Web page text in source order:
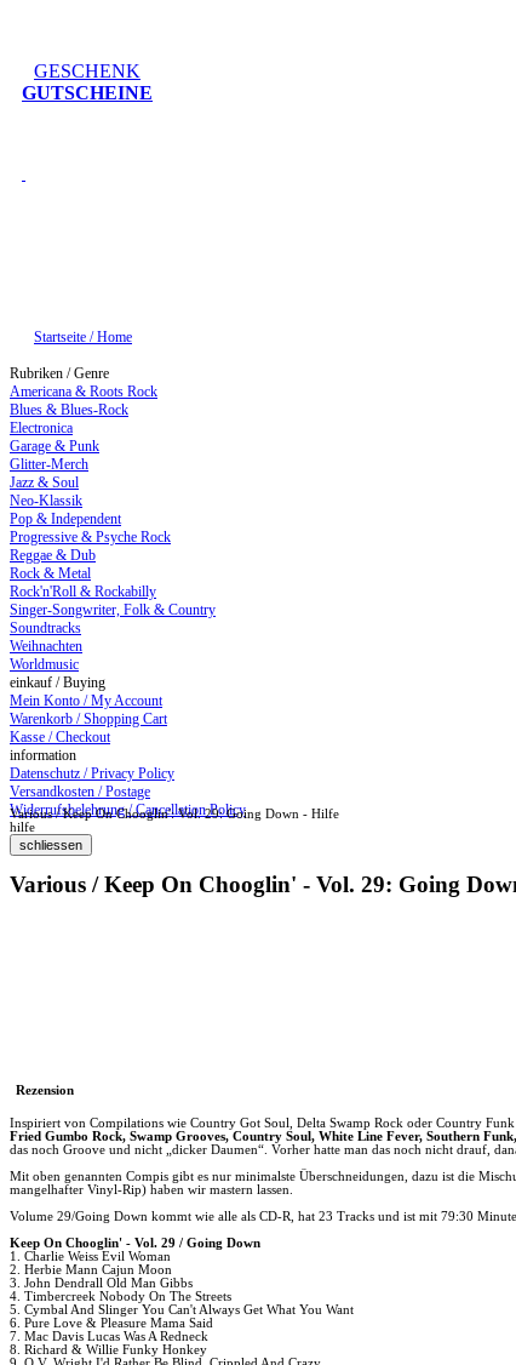
GESCHENK
GUTSCHEINE
Startseite / Home
Rubriken / Genre
Americana & Roots Rock
Blues & Blues-Rock
Electronica
Garage & Punk
Glitter-Merch
Jazz & Soul
Neo-Klassik
Pop & Independent
Progressive & Psyche Rock
Reggae & Dub
Rock & Metal
Rock'n'Roll & Rockabilly
Singer-Songwriter, Folk & Country
Soundtracks
Weihnachten
Worldmusic
einkauf / Buying
Mein Konto / My Account
Warenkorb / Shopping Cart
Kasse / Checkout
information
Datenschutz / Privacy Policy
Versandkosten / Postage
Widerrufsbelehrung / Cancellation Policy
Various / Keep On Chooglin': Vol. 29: Going Down - Hilfe
hilfe
Various / Keep On Chooglin' - Vol. 29: Going
Rezension
Inspiriert von Compilations wie Country Got Soul, Delta Swamp Rock oder Country
Fried Gumbo Rock, Swamp Grooves, Country Soul, White Line Fever, Southern
das noch Groove und nicht „dicker Daumen“. Vorher hatte man das noch nicht drauf,
Mit oben genannten Compis gibt es nur minimalste Überschneidungen, dazu ist die
mangelhafter Vinyl-Rip) haben wir mastern lassen.
Volume 29/Going Down kommt wie alle als CD-R, hat 23 Tracks und ist mit 79:30
Keep On Chooglin' - Vol. 29 / Going Down
1. Charlie Weiss Evil Woman
2. Herbie Mann Cajun Moon
3. John Dendrall Old Man Gibbs
4. Timbercreek Nobody On The Streets
5. Cymbal And Slinger You Can't Always Get What You Want
6. Pure Love & Pleasure Mama Said
7. Mac Davis Lucas Was A Redneck
8. Richard & Willie Funky Honkey